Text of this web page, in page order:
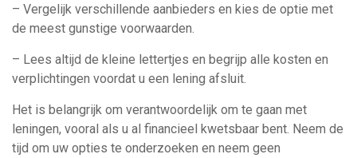
– Vergelijk verschillende aanbieders en kies de optie met
de meest gunstige voorwaarden.
– Lees altijd de kleine lettertjes en begrijp alle kosten en
verplichtingen voordat u een lening afsluit.
Het is belangrijk om verantwoordelijk om te gaan met
leningen, vooral als u al financieel kwetsbaar bent. Neem de
tijd om uw opties te onderzoeken en neem geen